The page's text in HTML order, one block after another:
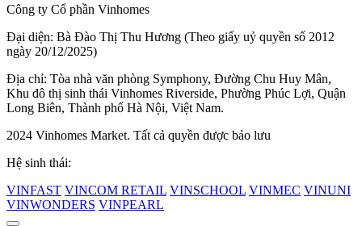
Công ty Cổ phần Vinhomes
Đại diện: Bà Đào Thị Thu Hương (Theo giấy uỷ quyền số 2012
ngày 20/12/2025)
Địa chỉ: Tòa nhà văn phòng Symphony, Đường Chu Huy Mân,
Khu đô thị sinh thái Vinhomes Riverside, Phường Phúc Lợi, Quận
Long Biên, Thành phố Hà Nội, Việt Nam.
2024 Vinhomes Market. Tất cả quyền được bảo lưu
Hệ sinh thái:
VINFAST VINCOM RETAIL VINSCHOOL VINMEC VINUNI
VINWONDERS VINPEARL